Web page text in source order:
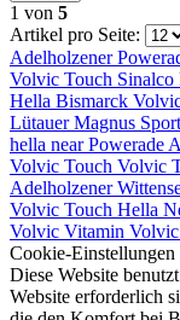
1 von 5
Artikel pro Seite:
Adelholzener
Volvic Touch Sinalco
Hella Bismarck
LütauerMagnus Sport
hella nearPowerade
Volvic Touch Volvic
Adelholzener
Volvic Touch Hella
Volvic Vitamin
Cookie-Einstellungen
Diese Website
Website erforderlich